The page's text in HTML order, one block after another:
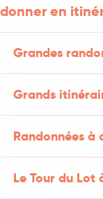
en
Grandes
Grands
Randonnées
Le Tour du Lot